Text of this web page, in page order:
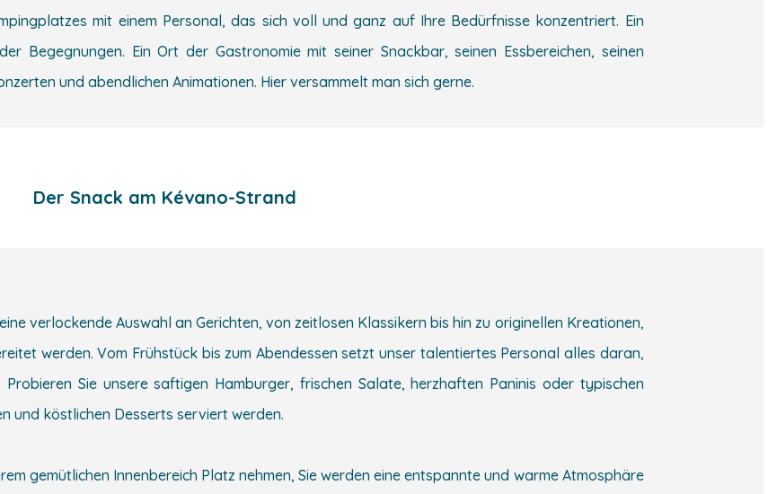
mit einem Personal, das sich voll und ganz auf Ihre Bedürfnisse konzentriert. Ein
Begegnungen. Ein Ort der Gastronomie mit seiner Snackbar, seinen Essbereichen, seinen
und abendlichen Animationen. Hier versammelt man sich gerne.
Der Snack am Kévano-Strand
verlockende Auswahl an Gerichten, von zeitlosen Klassikern bis hin zu originellen Kreationen,
werden. Vom Frühstück bis zum Abendessen setzt unser talentiertes Personal alles daran,
Probieren Sie unsere saftigen Hamburger, frischen Salate, herzhaften Paninis oder typischen
und köstlichen Desserts serviert werden.
gemütlichen Innenbereich Platz nehmen, Sie werden eine entspannte und warme Atmosphäre